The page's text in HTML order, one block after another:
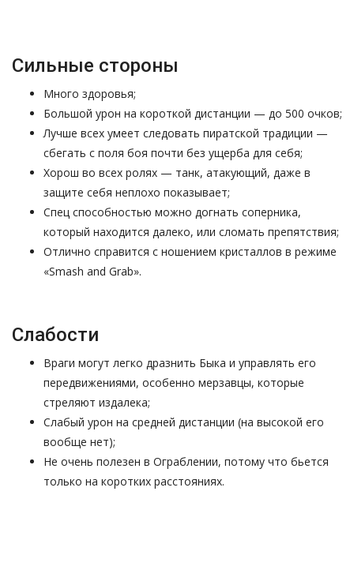
Сильные стороны
Много здоровья;
Большой урон на короткой дистанции — до 500 очков;
Лучше всех умеет следовать пиратской традиции —
сбегать с поля боя почти без ущерба для себя;
Хорош во всех ролях — танк, атакующий, даже в
защите себя неплохо показывает;
Спец способностью можно догнать соперника,
который находится далеко, или сломать препятствия;
Отлично справится с ношением кристаллов в режиме
«Smash and Grab».
Слабости
Враги могут легко дразнить Быка и управлять его
передвижениями, особенно мерзавцы, которые
стреляют издалека;
Слабый урон на средней дистанции (на высокой его
вообще нет);
Не очень полезен в Ограблении, потому что бьется
только на коротких расстояниях.